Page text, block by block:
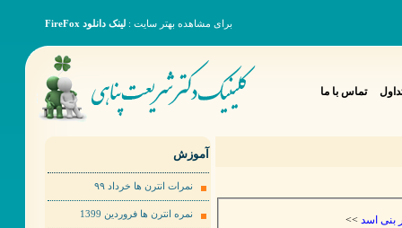
برای مشاهده بهتر سایت : لینک دانلود FireFox
تماس با ما
بنی اسد >>
آموزش
نمرات انترن ها خرداد ٩٩
نمره انترن ها فروردین 1399